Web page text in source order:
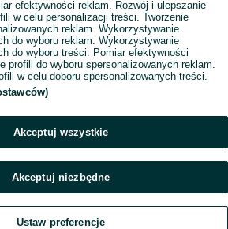
efektywności reklam. Rozwój i ulepszanie
w celu personalizacji treści. Tworzenie
reklam. Wykorzystywanie
do wyboru reklam. Wykorzystywanie
do wyboru treści. Pomiar efektywności
profili do wyboru spersonalizowanych reklam.
w celu doboru spersonalizowanych treści.
Akceptuj wszystkie
Akceptuj niezbędne
Ustaw preferencje